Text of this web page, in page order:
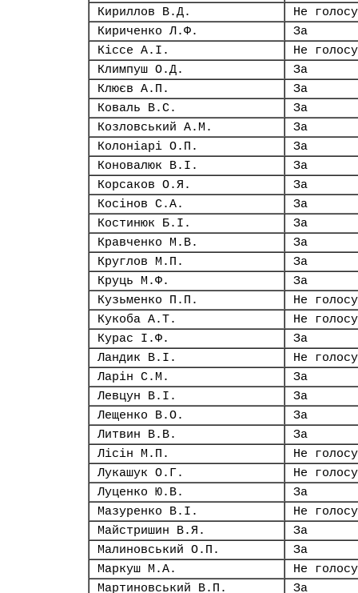
Кириллов В.Д.
Не
Кириченко Л.Ф.
За
Кіссе А.І.
Не
Климпуш О.Д.
За
Клюєв А.П.
За
Коваль В.С.
За
Козловський А.М.
За
Колоніарі О.П.
За
Коновалюк В.І.
За
Корсаков О.Я.
За
Косінов С.А.
За
Костинюк Б.І.
За
Кравченко М.В.
За
Круглов М.П.
За
Круць М.Ф.
За
Кузьменко П.П.
Не
Кукоба А.Т.
Не
Курас І.Ф.
За
Ландик В.І.
Не
Ларін С.М.
За
Левцун В.І.
За
Лещенко В.О.
За
Литвин В.В.
За
Лісін М.П.
Не
Лукашук О.Г.
Не
Луценко Ю.В.
За
Мазуренко В.І.
Не
Майстришин В.Я.
За
Малиновський О.П.
За
Маркуш М.А.
Не
Мартиновський В.П.
За